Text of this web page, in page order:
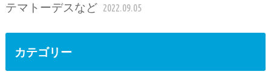
テマトーデスなど 2022.09.05
カテゴリー